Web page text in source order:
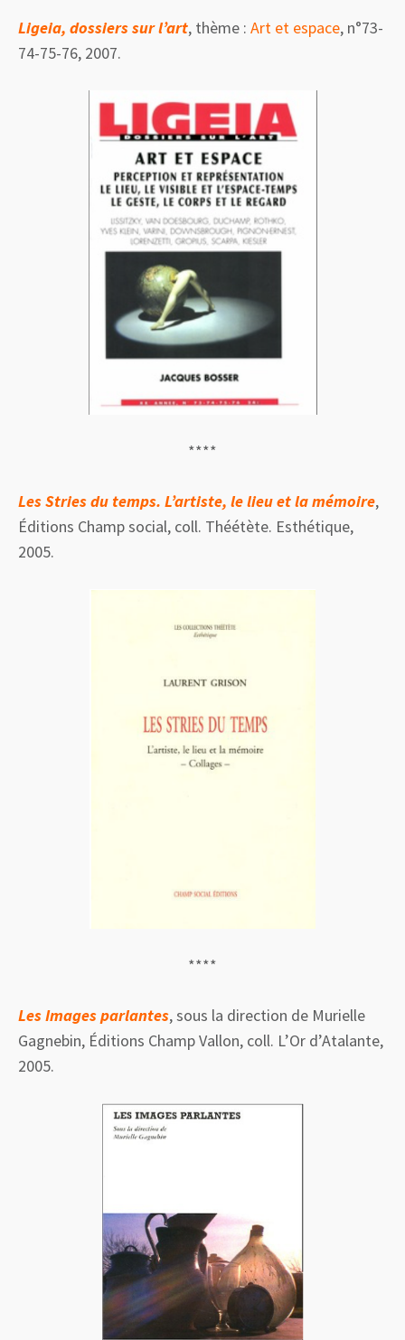
Ligeia, dossiers sur l’art, thème : Art et espace, n°73-
74-75-76, 2007.
****
Les Stries du temps. L’artiste, le lieu et la mémoire,
Éditions Champ social, coll. Théétète. Esthétique,
2005.
****
Les Images parlantes, sous la direction de Murielle
Gagnebin, Éditions Champ Vallon, coll. L’Or d’Atalante,
2005.